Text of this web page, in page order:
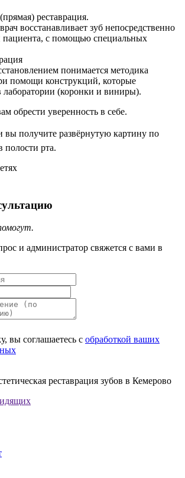
реставрация.
восстанавливает зуб непосредственно
пациента, с помощью специальных
понимается методика
помощи конструкций, которые
лаборатории (коронки и виниры).
обрести уверенность в себе.
вы получите развёрнутую картину по
полости рта.
и администратор свяжется с вами в
вы соглашаетесь с обработкой ваших
реставрация зубов в Кемерово